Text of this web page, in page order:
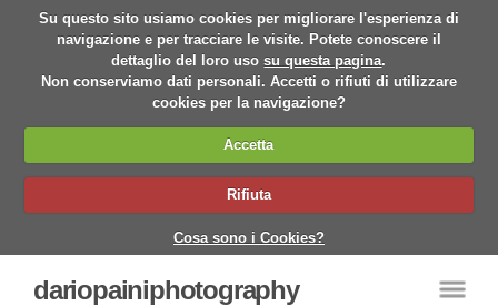
Su questo sito usiamo cookies per migliorare l'esperienza di
navigazione e per tracciare le visite. Potete conoscere il
dettaglio del loro usosu questa pagina.
Non conserviamo dati personali. Accetti o rifiuti di utilizzare
cookies per la navigazione?
Accetta
Rifiuta
Cosa sono i Cookies?
dariopainiphotography